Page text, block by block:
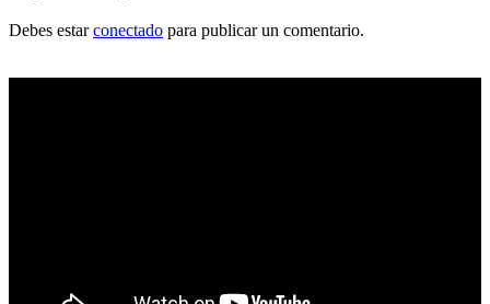
Debes estarconectado para publicar un comentario.